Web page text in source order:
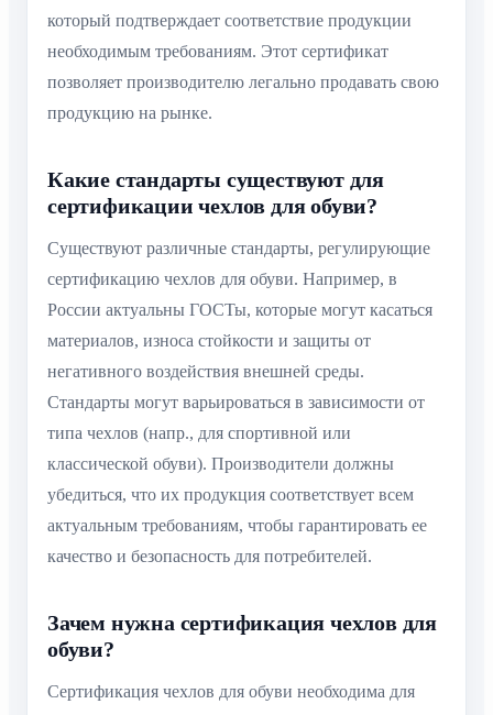
который подтверждает соответствие продукции
необходимым требованиям. Этот сертификат
позволяет производителю легально продавать свою
продукцию на рынке.
Какие стандарты существуют для
сертификации чехлов для обуви?
Существуют различные стандарты, регулирующие
сертификацию чехлов для обуви. Например, в
России актуальны ГОСТы, которые могут касаться
материалов, износа стойкости и защиты от
негативного воздействия внешней среды.
Стандарты могут варьироваться в зависимости от
типа чехлов (напр., для спортивной или
классической обуви). Производители должны
убедиться, что их продукция соответствует всем
актуальным требованиям, чтобы гарантировать ее
качество и безопасность для потребителей.
Зачем нужна сертификация чехлов для
обуви?
Сертификация чехлов для обуви необходима для